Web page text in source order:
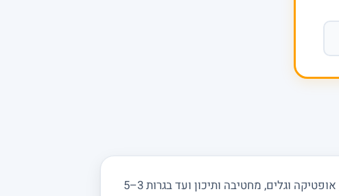
מחפשים מורה פרטי לפיזיקה בבית עובד ובסביבה? מורים באתר מורה מורה מלמדים מכניקה, חשמל, אופטיקה וגלים, מחטיבה ותיכון ועד בגרות 3–5